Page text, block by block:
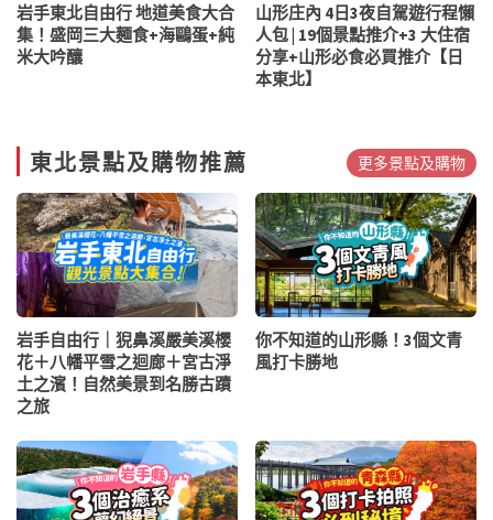
岩手東北自由行 地道美食大合
集！盛岡三大麵食+海鷗蛋+純
米大吟釀
山形庄內 4日3夜自駕遊行程懶
人包 | 19個景點推介+3 大住宿
分享+山形必食必買推介【日
本東北】
東北景點及購物推薦 更多景點及購物
岩手自由行｜猊鼻溪嚴美溪櫻
花＋八幡平雪之迴廊＋宮古淨
土之濱！自然美景到名勝古蹟
之旅
你不知道的山形縣！3個文青
風打卡勝地